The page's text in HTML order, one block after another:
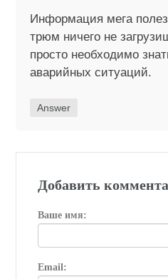
Информация мега
трюм ничего не
просто необходимо
аварийных ситуаций.
Answer
Добавить
Ваше имя:
Email: